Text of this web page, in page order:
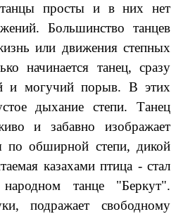
просты и в них нет
Большинство танцев
или движения степных
начинается танец, сразу
и могучий порыв. В этих
дыхание степи. Танец
и забавно изображает
по обширной степи, дикой
казахами птица - стал
танце "Беркут".
подражает свободному